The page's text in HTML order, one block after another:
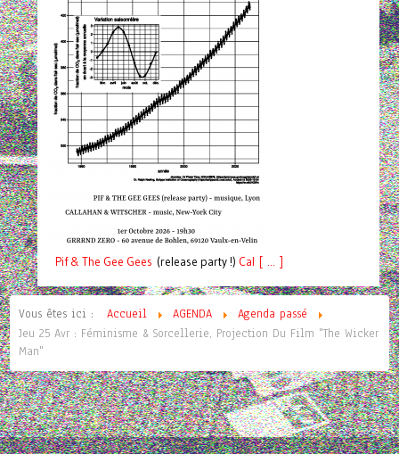
Pif& The Gee Gees (release party !) Cal [ ... ]
Vous êtes ici : Accueil AGENDA
Agenda passé
Jeu 25 Avr : Féminisme & Sorcellerie, Projection Du Film "The Wicker
Man"